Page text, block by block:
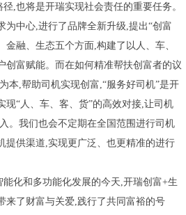
,也将是开瑞实现社会责任的重要任务。
为中心,进行了品牌全新升级,提出“创富
金融、生态五个方面,构建了以人、车、
创富赋能。而在如何精准帮扶创富者的议
本,帮助司机实现创富,“服务好司机”是开
现“人、车、客、货”的高效对接,让司机
。我们也会不定期在全国范围进行司机
提供渠道,实现更广泛、也更精准的进行
化和多功能化发展的今天,开瑞创富+生
来了财富与关爱,践行了共同富裕的号